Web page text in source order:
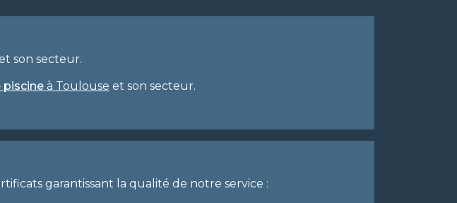
son secteur.
piscine à Toulouse et son secteur.
garantissant la qualité de notre service :